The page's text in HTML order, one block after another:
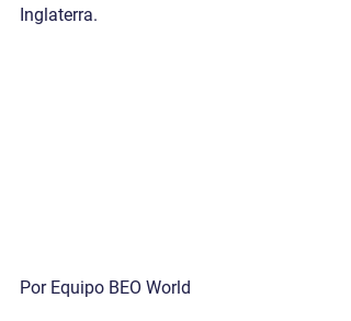
Inglaterra.
Por Equipo BEO World